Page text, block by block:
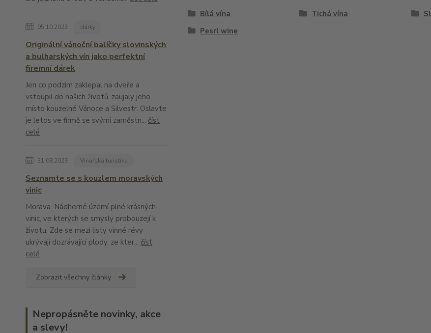
05.10.2023 dárky
Originální vánoční balíčky slovinských
a bulharských vín jako perfektní
firemní dárek
Jen co podzim zaklepal na dveře a
vstoupil do našich životů, zaujaly jeho
místo kouzelné Vánoce a Silvestr. Oslavte
je letos ve firmě se svými zaměstn... číst
celé
31.08.2023 Vinařská turistika
Seznamte se s kouzlem moravských
vinic
Morava. Nádherné území plné krásných
vinic, ve kterých se smysly probouzejí k
životu. Zde se mezi listy vinné révy
ukrývají dozrávající plody, ze kter... číst
celé
Zobrazit všechny články
Nepropásněte novinky, akce
a slevy!
Bílá vína Tichá vína
Pesrl wine